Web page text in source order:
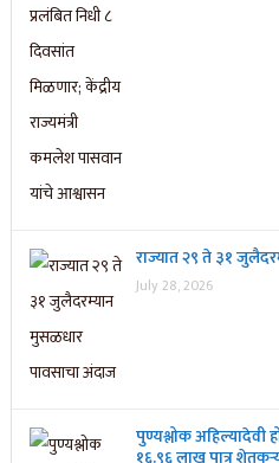
राज्यात २९ ते ३१
July 28, 2026
पुण्यश्लोक